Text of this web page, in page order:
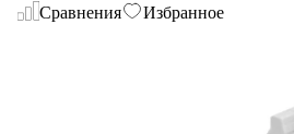
Сравнения
Избранное